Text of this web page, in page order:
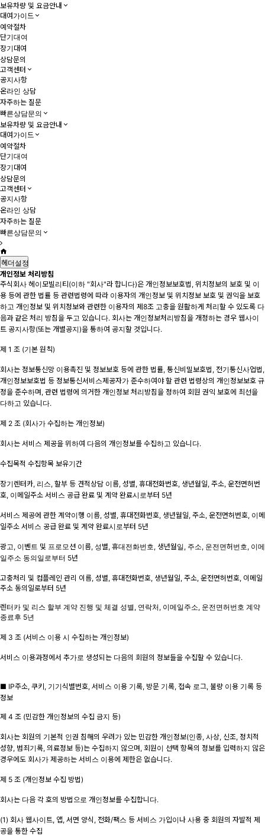
보유차량 및 요금안내
대여가이드
예약절차
단기대여
장기대여
상담문의
고객센터
공지사항
온라인 상담
자주하는 질문
빠른상담문의
보유차량 및 요금안내
대여가이드
예약절차
단기대여
장기대여
상담문의
고객센터
공지사항
온라인 상담
자주하는 질문
빠른상담문의
헤더설정
개인정보 처리방침
주식회사 헤이모빌리티(이하 "회사"라 합니다)은 개인정보보호법, 위치정보의 보호 및 이
용 등에 관한 법률 등 관련법령에 따라 이용자의 개인정보 및 위치정보 보호 및 권익을 보호
하고 개인정보 및 위치정보와 관련한 이용자의 제8조 고충을 원활하게 처리할 수 있도록 다
음과 같은 처리 방침을 두고 있습니다. 회사는 개인정보처리방침을 개정하는 경우 웹사이
트 공지사항(또는 개별공지)을 통하여 공지할 것입니다.
제 1 조 (기본 원칙)
회사는 정보통신망 이용촉진 및 정보보호 등에 관한 법률, 통신비밀보호법, 전기통신사업법,
개인정보보호법 등 정보통신서비스제공자가 준수하여야 할 관련 법령상의 개인정보보호 규
정을 준수하며, 관련 법령에 의거한 개인정보 처리방침을 정하여 회원 권익 보호에 최선을
다하고 있습니다.
제 2 조 (회사가 수집하는 개인정보)
회사는 서비스 제공을 위하여 다음의 개인정보를 수집하고 있습니다.
수집목적 수집항목 보유기간
장기렌터카, 리스, 할부 등 견적상담 이름, 성별, 휴대전화번호, 생년월일, 주소, 운전면허번
호, 이메일주소 서비스 공급 완료 및 계약 완료시로부터 5년
서비스 제공에 관한 계약이행 이름, 성별, 휴대전화번호, 생년월일, 주소, 운전면허번호, 이메
일주소 서비스 공급 완료 및 계약 완료시로부터 5년
광고, 이벤트 및 프로모션 이름, 성별, 휴대전화번호, 생년월일, 주소, 운전면허번호, 이메
일주소 동의일로부터 5년
고충처리 및 컴플레인 관리 이름, 성별, 휴대전화번호, 생년월일, 주소, 운전면허번호, 이메일
주소 동의일로부터 5년
렌터카 및 리스 할부 계약 진행 및 체결 성별, 연락처, 이메일주소, 운전면허번호 계약
종료후 5년
제 3 조 (서비스 이용 시 수집하는 개인정보)
서비스 이용과정에서 추가로 생성되는 다음의 회원의 정보들을 수집할 수 있습니다.
■ IP주소, 쿠키, 기기식별번호, 서비스 이용 기록, 방문 기록, 접속 로그, 불량 이용 기록 등
정보
제 4 조 (민감한 개인정보의 수집 금지 등)
회사는 회원의 기본적 인권 침해의 우려가 있는 민감한 개인정보(인종, 사상, 신조, 정치적
성향, 범죄기록, 의료정보 등)는 수집하지 않으며, 회원이 선택 항목의 정보를 입력하지 않은
경우에도 회사가 제공하는 서비스 이용에 제한은 없습니다.
제 5 조 (개인정보 수집 방법)
회사는 다음 각 호의 방법으로 개인정보를 수집합니다.
(1) 회사 웹사이트, 앱, 서면 양식, 전화/팩스 등 서비스 가입이나 사용 중 회원의 자발적 제
공을 통한 수집